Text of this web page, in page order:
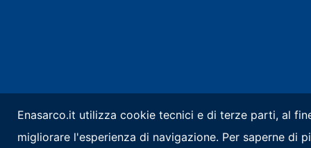
Enasarco.it utilizza cookie tecnici e di terze parti, al
migliorare l'esperienza di navigazione. Per saperne di